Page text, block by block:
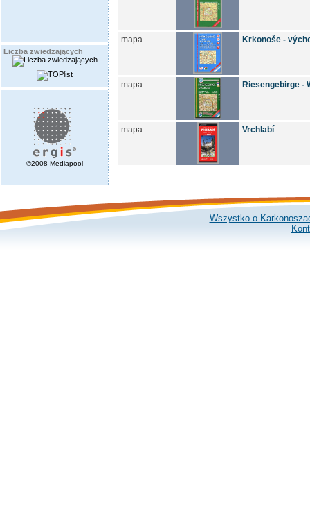
Liczba zwiedzających
©2008 Mediapool
mapa Krkonoše -
mapa Riesengebirge -
mapa Vrchlabí
Wszystko o